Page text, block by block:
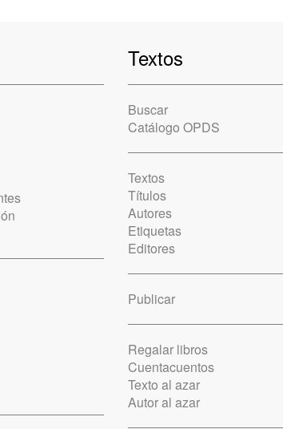
Textos
Buscar
Catálogo OPDS
Textos
Títulos
Autores
Etiquetas
Editores
Publicar
Regalar libros
Cuentacuentos
Texto al azar
Autor al azar